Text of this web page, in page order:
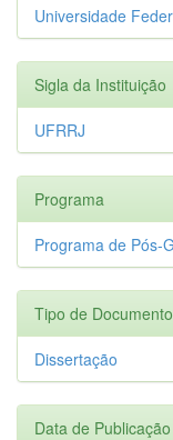
Universidade
Sigla da Instituição
UFRRJ
Programa
Programa de Pós-
Tipo de Documento
Dissertação
Data de Publicação